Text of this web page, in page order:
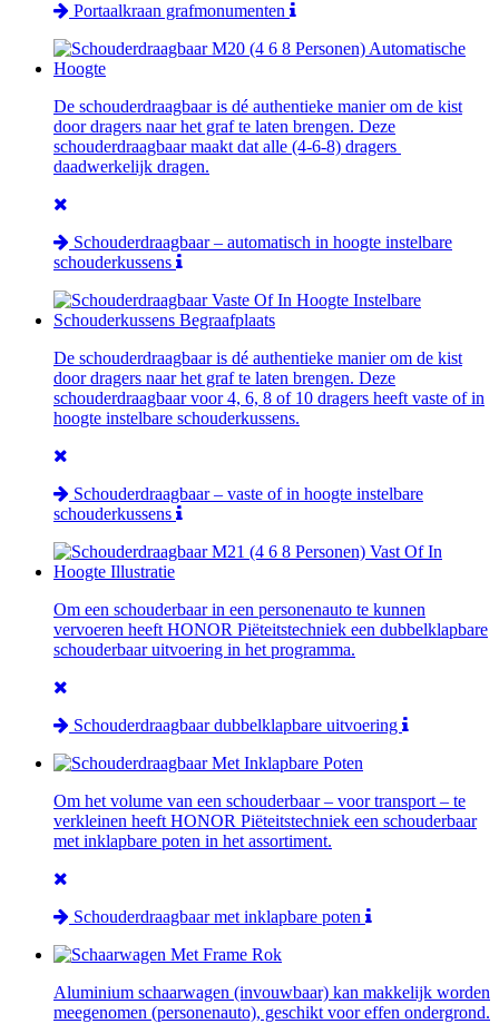
Portaalkraan grafmonumenten
De schouderdraagbaar is dé authentieke manier om de kist
door dragers naar het graf te laten brengen. Deze
schouderdraagbaar maakt dat alle (4-6-8) dragers
daadwerkelijk dragen.
Schouderdraagbaar – automatisch in hoogte instelbare
schouderkussens
De schouderdraagbaar is dé authentieke manier om de kist
door dragers naar het graf te laten brengen. Deze
schouderdraagbaar voor 4, 6, 8 of 10 dragers heeft vaste of in
hoogte instelbare schouderkussens.
Schouderdraagbaar – vaste of in hoogte instelbare
schouderkussens
Om een schouderbaar in een personenauto te kunnen
vervoeren heeft HONOR Piëteitstechniek een dubbelklapbare
schouderbaar uitvoering in het programma.
Schouderdraagbaar dubbelklapbare uitvoering
Om het volume van een schouderbaar – voor transport – te
verkleinen heeft HONOR Piëteitstechniek een schouderbaar
met inklapbare poten in het assortiment.
Schouderdraagbaar met inklapbare poten
Aluminium schaarwagen (invouwbaar) kan makkelijk worden
meegenomen (personenauto), geschikt voor effen ondergrond.